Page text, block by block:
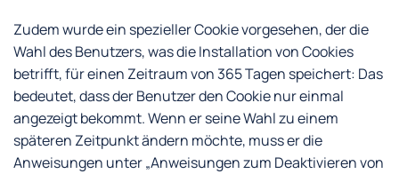
Zudem wurde ein spezieller Cookie vorgesehen, der die
Wahl des Benutzers, was die Installation von Cookies
betrifft, für einen Zeitraum von 365 Tagen speichert: Das
bedeutet, dass der Benutzer den Cookie nur einmal
angezeigt bekommt. Wenn er seine Wahl zu einem
späteren Zeitpunkt ändern möchte, muss er die
Anweisungen unter „Anweisungen zum Deaktivieren von